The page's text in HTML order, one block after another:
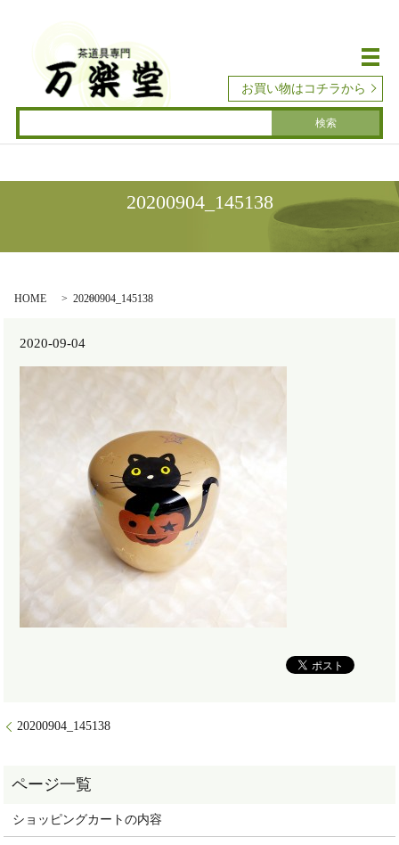
メ
お買い物はコチラから
20200904_145138
HOME 20200904_145138
2020-09-04
20200904_145138
ショッピングカートの内容